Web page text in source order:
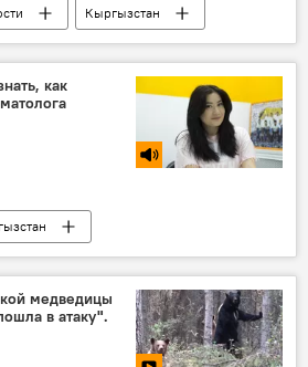
Кыргызстан
как
зубы
Советы стоматолога
медведицы
в атаку".